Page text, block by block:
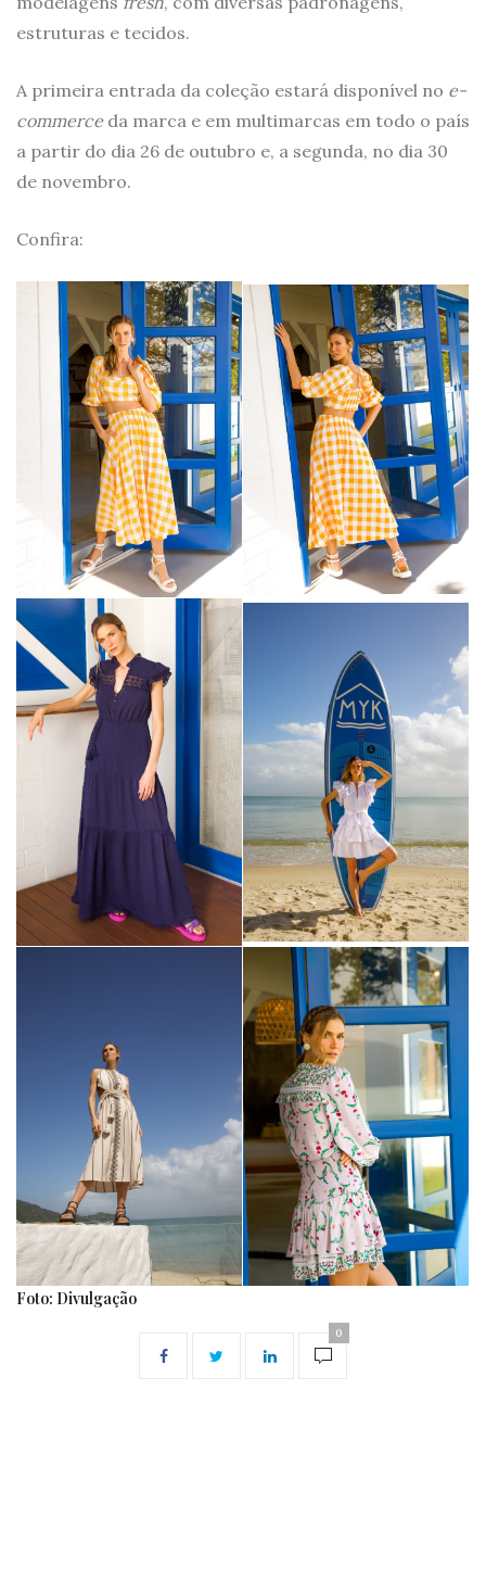
estruturas e tecidos.
A primeira entrada da coleção estará disponível no e-
commerceda marca e em multimarcas em todo o país
a partir do dia 26 de outubro e, a segunda, no dia 30
de novembro.
Confira:
Foto: Divulgação
0